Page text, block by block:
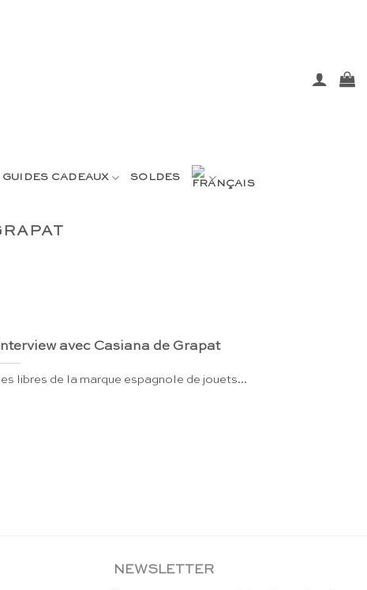
GUIDES CADEAUX SOLDES
avec Casiana de Grapat
libres de la marque espagnole de jouets...
NEWSLETTER